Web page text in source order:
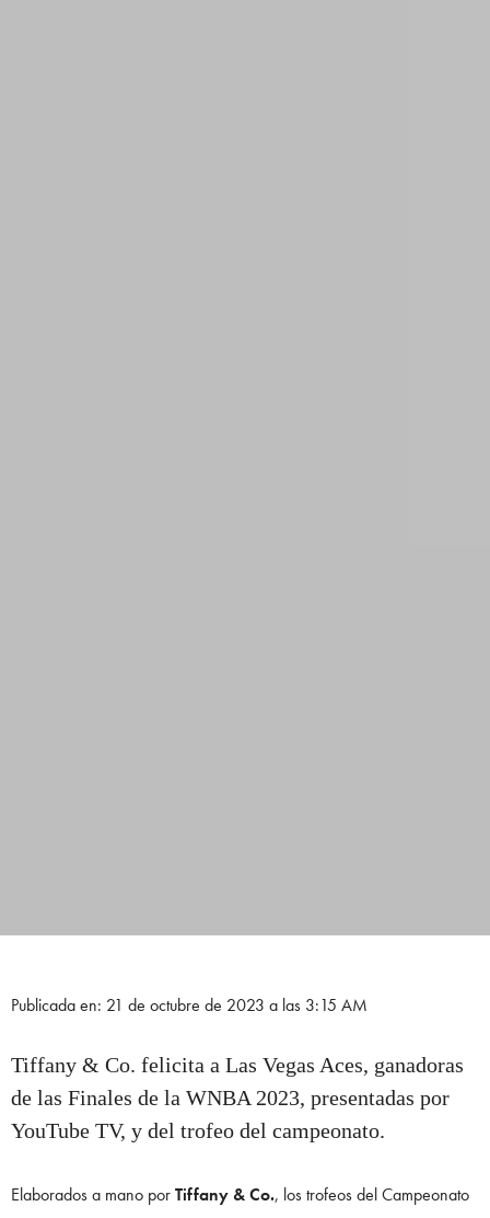
Publicada en: 21 de octubre de 2023 a las 3:15 AM
Tiffany & Co. felicita a Las Vegas Aces, ganadoras
de las Finales de la WNBA 2023, presentadas por
YouTube TV, y del trofeo del campeonato.
Elaborados a mano porTiffany & Co., los trofeos del Campeonato